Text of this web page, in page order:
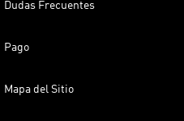
Dudas Frecuentes
Pago
Mapa del Sitio